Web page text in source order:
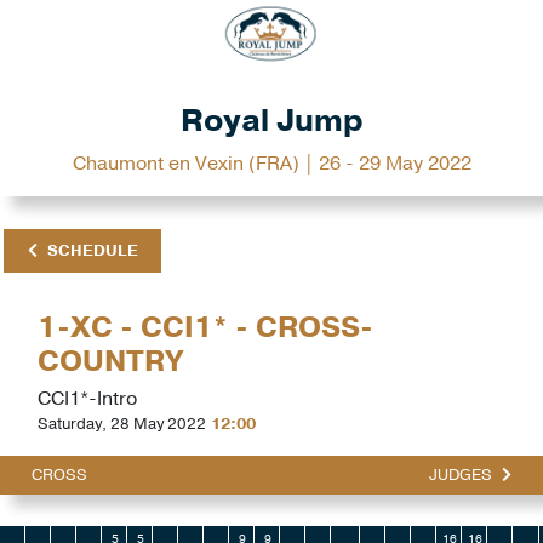
Royal Jump
Chaumont en Vexin (FRA) | 26 - 29 May 2022
SCHEDULE
1-XC - CCI1* - CROSS-
COUNTRY
CCI1*-Intro
Saturday, 28 May 2022 12:00
CROSS JUDGES
5
5
9
9
16
16